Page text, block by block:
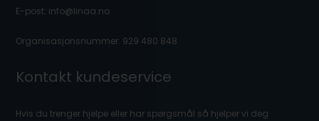
E-post: info@linaa.no
Organisasjonsnummer: 929 480 848
Kontakt kundeservice
Hvis du trenger hjelpe eller har spørgsmål så hjelper vi deg